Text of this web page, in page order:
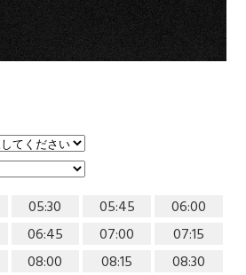
05:30 05:45
06:00
06:45 07:00
07:15
08:00 08:15
08:30